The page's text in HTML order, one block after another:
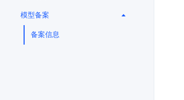
模型备案
备案信息